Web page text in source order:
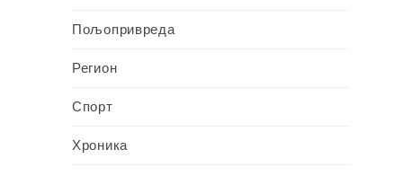
Пољопривреда
Регион
Спорт
Хроника